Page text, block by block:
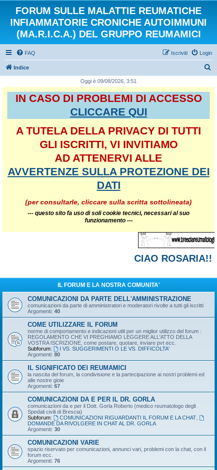
FORUM SULLE MALATTIE REUMATICHE
INFIAMMATORIE CRONICHE AUTOIMMUNI
(MA.R.I.C.A.) DEL GRUPPO REUMAMICI
FAQ Login
Iscriviti
Indice
Oggi è 09/08/2026, 3:51
IN CASO DI PROBLEMI DI ACCESSO
CLICCARE QUI
A TUTELA DELLA PRIVACY DI TUTTI
GLI ISCRITTI, VI INVITIAMO
AD ATTENERVI ALLE
AVVERTENZE SULLA PROTEZIONE DEI
DATI
(per consultarle, cliccare sulla scritta sottolineata)
--- questo sito fa uso di solicookie tecnici, necessari al suo
funzionamento ---
CIAO ROSARIA!!!
IL FORUM E LA NOSTRA COMUNITA'
COMUNICAZIONI DA PARTE DELL'AMMINISTRAZIONE
comunicazioni da parte di amministratori e moderatori rivolte a tutti gli iscritti
Argomenti: 40
COME UTILIZZARE IL FORUM
norme di comportamento e indicazioni utili per un miglior utilizzo del forum :
REGOLAMENTO CHE VI PREGHIAMO LEGGERE ALL'ATTO DELLA
VOSTRA ISCRIZIONE, come postare, quotare, inviare pvt ecc.
Subforum:
I VS. SUGGERIMENTI O LE VS. DIFFICOLTA'
Argomenti: 80
IL SIGNIFICATO DEI REUMAMICI
la nascita del forum, la condivisione e la partecipazione ai nostri problemi ed
alle nostre gioie
Argomenti: 67
COMUNICAZIONI DA E PER IL DR. GORLA
comunicazioni da e per il Dott. Gorla Roberto (medico reumatologo degli
Spedali civili di Brescia)
Subforum:
COMUNICAZIONI RIGUARDANTI IL FORUM E LA CHAT,
DOMANDE DA RIVOLGERE IN CHAT AL DR. GORLA
Argomenti: 30
COMUNICAZIONI VARIE
spazio riservato per comunicazioni, annunci vari, problemi con la chat, con il
forum ecc.
Argomenti: 76